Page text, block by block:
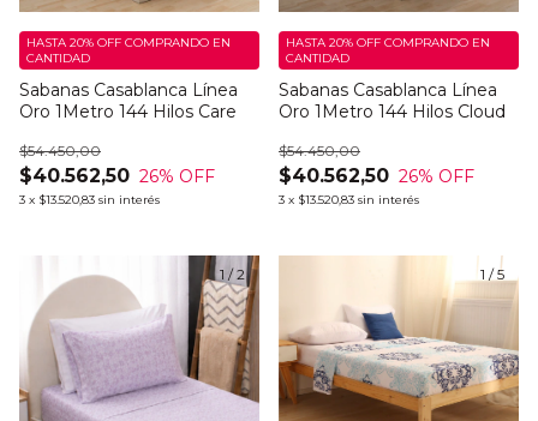
Sabanas Casablanca Línea
Oro 1Metro 144 Hilos Care
$40.562,50
$54.450,00
26% OFF
3 x $13.520,83 sin interés
HASTA 20% OFF COMPRANDO EN
CANTIDAD
Sabanas Casablanca Línea
Oro 1Metro 144 Hilos Cloud
$40.562,50
$54.450,00
26% OFF
3 x $13.520,83 sin interés
HASTA 20% OFF COMPRANDO EN
CANTIDAD
1 /2 1 /5